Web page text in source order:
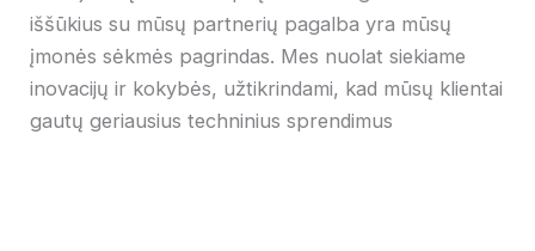
iššūkius su mūsų partnerių pagalba yra mūsų
įmonės sėkmės pagrindas. Mes nuolat siekiame
inovacijų ir kokybės, užtikrindami, kad mūsų klientai
gautų geriausius techninius sprendimus